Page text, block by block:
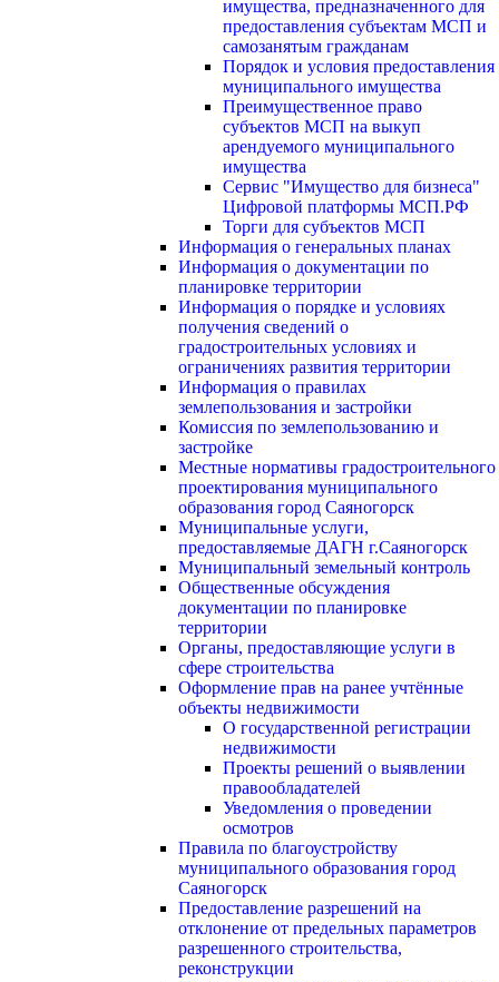
имущества, предназначенного для
предоставления субъектам МСП и
самозанятым гражданам
Порядок и условия предоставления
муниципального имущества
Преимущественное право
субъектов МСП на выкуп
арендуемого муниципального
имущества
Сервис "Имущество для бизнеса"
Цифровой платформы МСП.РФ
Торги для субъектов МСП
Информация о генеральных планах
Информация о документации по
планировке территории
Информация о порядке и условиях
получения сведений о
градостроительных условиях и
ограничениях развития территории
Информация о правилах
землепользования и застройки
Комиссия по землепользованию и
застройке
Местные нормативы градостроительного
проектирования муниципального
образования город Саяногорск
Муниципальные услуги,
предоставляемые ДАГН г.Саяногорск
Муниципальный земельный контроль
Общественные обсуждения
документации по планировке
территории
Органы, предоставляющие услуги в
сфере строительства
Оформление прав на ранее учтённые
объекты недвижимости
О государственной регистрации
недвижимости
Проекты решений о выявлении
правообладателей
Уведомления о проведении
осмотров
Правила по благоустройству
муниципального образования город
Саяногорск
Предоставление разрешений на
отклонение от предельных параметров
разрешенного строительства,
реконструкции